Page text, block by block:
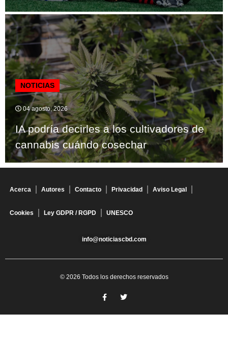
NOTICIAS
04 agosto, 2026
IA podría decirles a los cultivadores de
cannabis cuándo cosechar
Acerca Autores Contacto Privacidad Aviso Legal
Cookies Ley GDPR / RGPD UNESCO
info@noticiascbd.com
© 2026 Todos los derechos reservados